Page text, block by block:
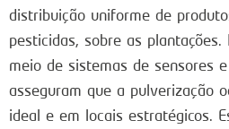
distribuição uniforme de
pesticidas, sobre as
meio de sistemas de sensores
asseguram que a pulverização
ideal e em locais estratégicos.